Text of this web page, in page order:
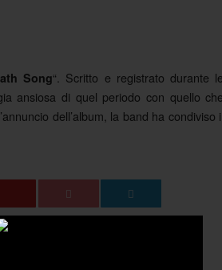
Song“. Scritto e registrato durante le
ansiosa di quel periodo con quello che
dell’album, la band ha condiviso il